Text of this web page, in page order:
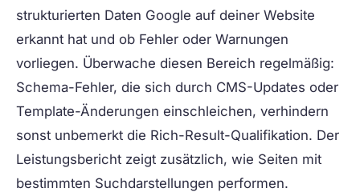
strukturierten Daten Google auf deiner Website
erkannt hat und ob Fehler oder Warnungen
vorliegen. Überwache diesen Bereich regelmäßig:
Schema-Fehler, die sich durch CMS-Updates oder
Template-Änderungen einschleichen, verhindern
sonst unbemerkt die Rich-Result-Qualifikation. Der
Leistungsbericht zeigt zusätzlich, wie Seiten mit
bestimmten Suchdarstellungen performen.